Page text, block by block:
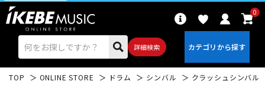
詳細検索
0
TOP ONLINE STORE ドラム シンバル クラッシュシンバル